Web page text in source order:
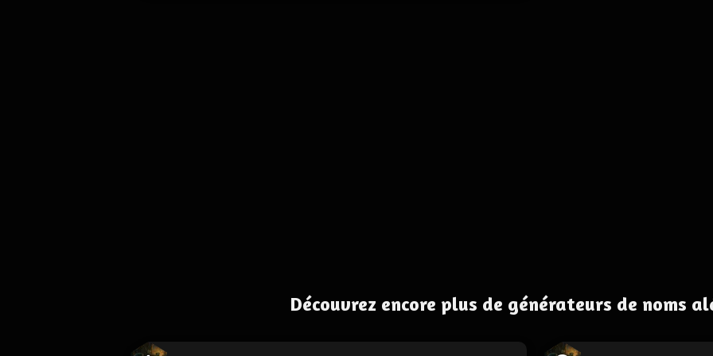
Découvrez encore plus de générateurs de noms